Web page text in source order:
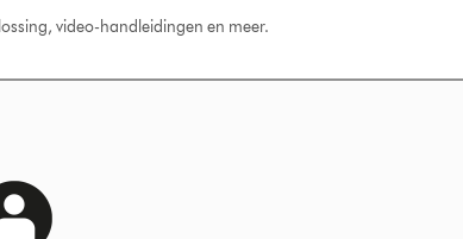
video-handleidingen en meer.